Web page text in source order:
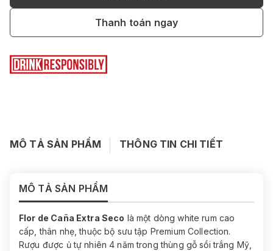
Thanh toán ngay
MÔ TẢ SẢN PHẨM THÔNG TIN CHI TIẾT
MÔ TẢ SẢN PHẨM
Flor de Caña Extra Seco là một dòng white rum cao
cấp, thân nhẹ, thuộc bộ sưu tập Premium Collection.
Rượu được ủ tự nhiên 4 năm trong thùng gỗ sồi trắng Mỹ,